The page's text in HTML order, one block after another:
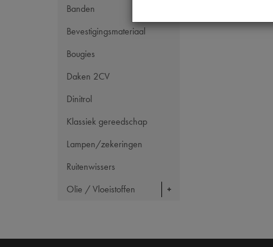
Banden
Bevestigingsmateriaal
Bougies
Daken 2CV
Dinitrol
Klassiek gereedschap
Lampen/zekeringen
Ruitenwissers
Olie / Vloeistoffen